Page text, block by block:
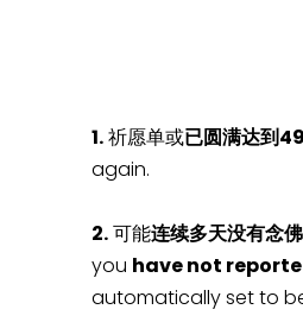
1.祈愿单或已圆满达到
again.
2.可能连续多天没有念
you have not
automatically set to